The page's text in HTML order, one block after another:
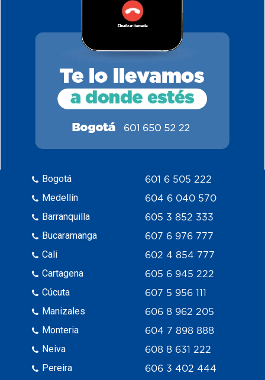
Bogotá
Medellín
Barranquilla
Bucaramanga
Cali
Cartagena
Cúcuta
Manizales
Monteria
Neiva
Pereira
601 6 505 222
604 6 040 570
605 3 852 333
607 6 976 777
602 4 854 777
605 6 945 222
607 5 956 111
606 8 962 205
604 7 898 888
608 8 631 222
606 3 402 444